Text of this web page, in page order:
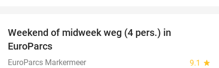
Weekend of midweek weg (4 pers.) in
EuroParcs
EuroParcs Markermeer 9.1 star